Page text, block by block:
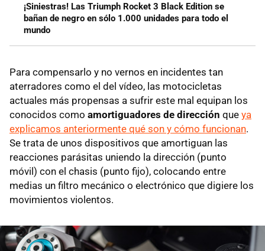
¡Siniestras! Las Triumph Rocket 3 Black Edition se
bañan de negro en sólo 1.000 unidades para todo el
mundo
Para compensarlo y no vernos en incidentes tan
aterradores como el del vídeo, las motocicletas
actuales más propensas a sufrir este mal equipan los
conocidos como amortiguadores de dirección que ya
explicamos anteriormente qué son y cómo funcionan.
Se trata de unos dispositivos que amortiguan las
reacciones parásitas uniendo la dirección (punto
móvil) con el chasis (punto fijo), colocando entre
medias un filtro mecánico o electrónico que digiere los
movimientos violentos.